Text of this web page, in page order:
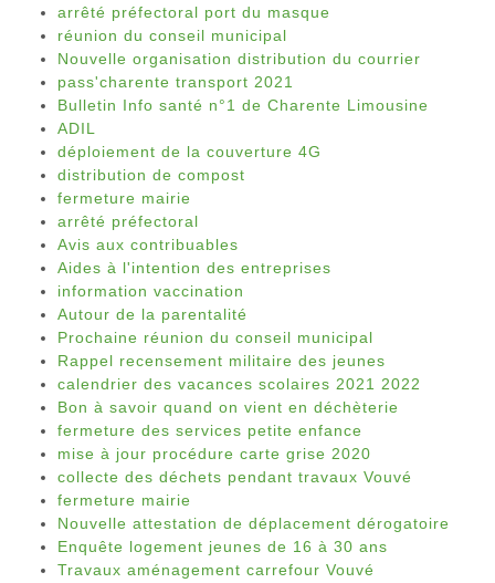
arrêté préfectoral port du masque
réunion du conseil municipal
Nouvelle organisation distribution du courrier
pass'charente transport 2021
Bulletin Info santé n°1 de Charente Limousine
ADIL
déploiement de la couverture 4G
distribution de compost
fermeture mairie
arrêté préfectoral
Avis aux contribuables
Aides à l'intention des entreprises
information vaccination
Autour de la parentalité
Prochaine réunion du conseil municipal
Rappel recensement militaire des jeunes
calendrier des vacances scolaires 2021 2022
Bon à savoir quand on vient en déchèterie
fermeture des services petite enfance
mise à jour procédure carte grise 2020
collecte des déchets pendant travaux Vouvé
fermeture mairie
Nouvelle attestation de déplacement dérogatoire
Enquête logement jeunes de 16 à 30 ans
Travaux aménagement carrefour Vouvé